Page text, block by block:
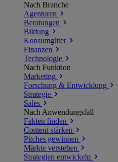
Nach Branche
Agenturen
Beratungen
Bildung
Konsumgüter
Finanzen
Technologie
Nach Funktion
Marketing
Forschung & Entwicklung
Strategie
Sales
Nach Anwendungsfall
Fakten finden
Content stärken
Pitches gewinnen
Märkte verstehen
Strategien entwickeln